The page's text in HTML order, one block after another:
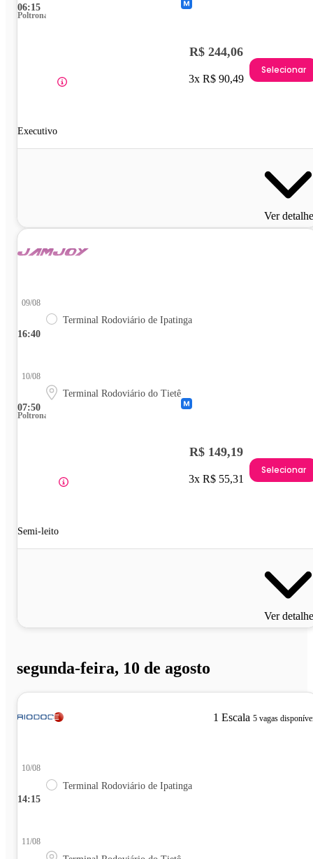
06:15
Poltrona
Executivo
R$ 244,06
3x R$ 90,49
Selecionar
Ver
16:40
09/08
Terminal Rodoviário de Ipatinga
07:50
10/08
Terminal Rodoviário do Tietê
Poltrona
Semi-leito
R$ 149,19
3x R$ 55,31
Selecionar
Ver
segunda-feira, 10 de agosto
1 Escala 5 vagas
14:15
10/08
Terminal Rodoviário de Ipatinga
11/08